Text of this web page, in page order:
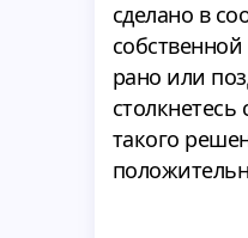
сделано в
рано или
столкнетесь
такого